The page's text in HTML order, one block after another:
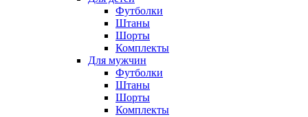
Футболки
Штаны
Шорты
Комплекты
Для мужчин
Футболки
Штаны
Шорты
Комплекты